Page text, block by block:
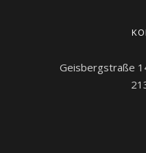
Geisbergstraße